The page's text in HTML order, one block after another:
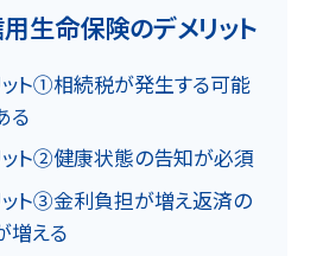
生命保険のデメリット
ット①相続税が発生する可能
る
ット②健康状態の告知が必須
ット③金利負担が増え返済の
増える